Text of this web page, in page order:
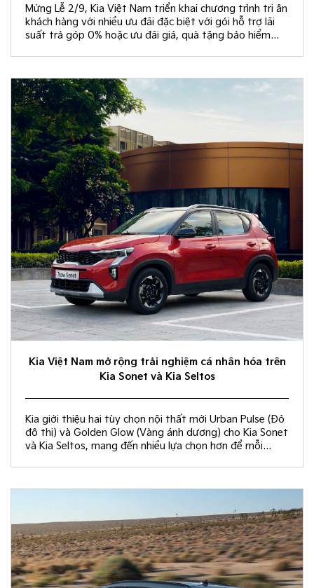
Mừng Lễ 2/9, Kia Việt Nam triển khai chương trình tri ân
khách hàng với nhiều ưu đãi đặc biệt với gói hỗ trợ lãi
suất trả góp 0% hoặc ưu đãi giá, quà tặng bảo hiểm
Kia Việt Nam mở rộng trải nghiệm cá nhân hóa trên
Kia Sonet và Kia Seltos
Kia giới thiệu hai tùy chọn nội thất mới Urban Pulse (Đỏ
đô thị) và Golden Glow (Vàng ánh dương) cho Kia Sonet
và Kia Seltos, mang đến nhiều lựa chọn hơn để mỗi